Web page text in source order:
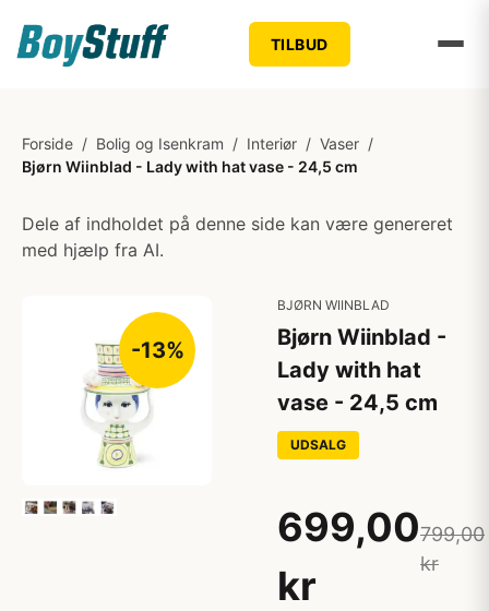
TILBUD
Forside / Bolig og Isenkram / Interiør / Vaser /
Bjørn Wiinblad - Lady with hat vase - 24,5 cm
Dele af indholdet på denne side kan være genereret
med hjælp fra AI.
-13%
BJØRN WIINBLAD
Bjørn Wiinblad -
Lady with hat
vase - 24,5 cm
UDSALG
699,00
kr
799,00
kr